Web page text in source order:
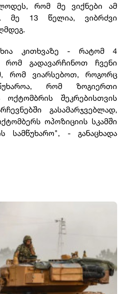
რომ მე ვიქნები ამ
მე 13 წელია, ვიბრძვი
კითხვაზე - რატომ 4
რომ გადავარჩინოთ ჩვენი
რომ ვიარსებოთ, როგორც
რომ ზოგიერთი
შეკრებისთვის
გასამარჯვებლად,
ოპოზიციის სკამში
სამწუხარო", - განაცხადა